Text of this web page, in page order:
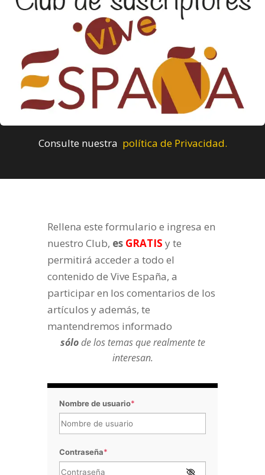
Consulte nuestra política de Privacidad.
Rellena este formulario e ingresa en
nuestro Club, es GRATIS y te
permitirá acceder a todo el
contenido de Vive España, a
participar en los comentarios de los
artículos y además, te
mantendremos informado
sólode los temas que realmente te
interesan.
Nombre de usuario*
Contraseña*